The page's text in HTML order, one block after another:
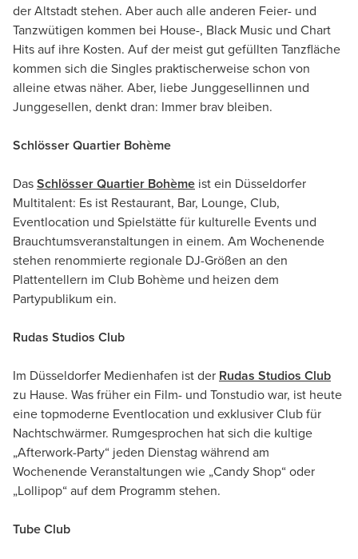
der Altstadt stehen. Aber auch alle anderen Feier- und
Tanzwütigen kommen bei House-, Black Music und Chart
Hits auf ihre Kosten. Auf der meist gut gefüllten Tanzfläche
kommen sich die Singles praktischerweise schon von
alleine etwas näher. Aber, liebe Junggesellinnen und
Junggesellen, denkt dran: Immer brav bleiben.
Schlösser Quartier Bohème
Das Schlösser Quartier Bohème ist ein Düsseldorfer
Multitalent: Es ist Restaurant, Bar, Lounge, Club,
Eventlocation und Spielstätte für kulturelle Events und
Brauchtumsveranstaltungen in einem. Am Wochenende
stehen renommierte regionale DJ-Größen an den
Plattentellern im Club Bohème und heizen dem
Partypublikum ein.
Rudas Studios Club
Im Düsseldorfer Medienhafen ist der Rudas Studios Club
zu Hause. Was früher ein Film- und Tonstudio war, ist heute
eine topmoderne Eventlocation und exklusiver Club für
Nachtschwärmer. Rumgesprochen hat sich die kultige
„Afterwork-Party“ jeden Dienstag während am
Wochenende Veranstaltungen wie „Candy Shop“ oder
„Lollipop“ auf dem Programm stehen.
Tube Club